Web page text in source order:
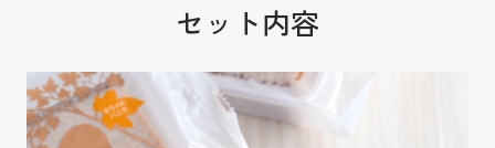
セット内容